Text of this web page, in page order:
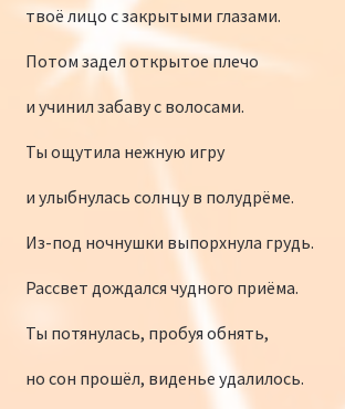
Наши участники 2017
Страничка победителей 2017
er o
o
k
o
kl
as
sn
iki
y
Li
k
твоё лицо с закрытыми глазами.
Потом задел открытое плечо
и учинил забаву с волосами.
Ты ощутила нежную игру
и улыбнулась солнцу в полудрёме.
Из-под ночнушки выпорхнула грудь.
Рассвет дождался чудного приёма.
Ты потянулась, пробуя обнять,
но сон прошёл, виденье удалилось.